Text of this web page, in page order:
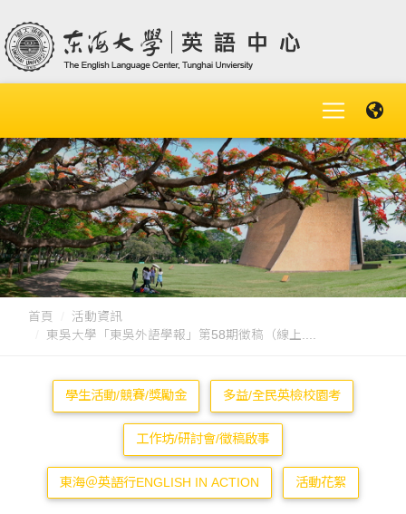
首頁
活動資訊
東吳大學「東吳外語學報」第58期徵稿（線上....
學生活動/競賽/獎勵金 多益/全民英檢校園考
工作坊/研討會/徵稿啟事
東海＠英語行ENGLISH IN ACTION 活動花絮